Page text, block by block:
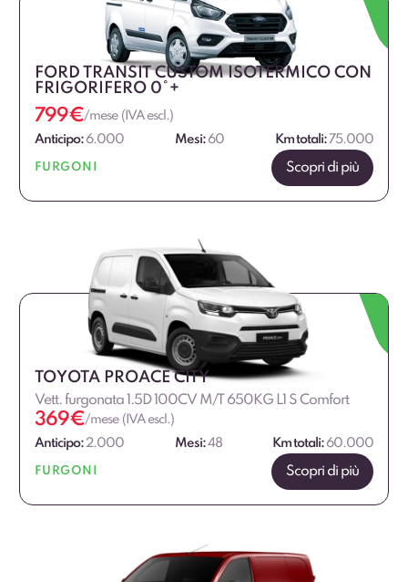
FORD TRANSIT CUSTOM ISOTERMICO CON
FRIGORIFERO 0°+
799€/mese (IVA escl.)
Anticipo:6.000 Mesi: 60 Km totali: 75.000
FURGONI Scopri di più
TOYOTA PROACE CITY
Vett. furgonata 1.5D 100CV M/T 650KG L1 S Comfort
369€/mese (IVA escl.)
Anticipo:2.000 Mesi:48 Km totali: 60.000
FURGONI Scopri di più